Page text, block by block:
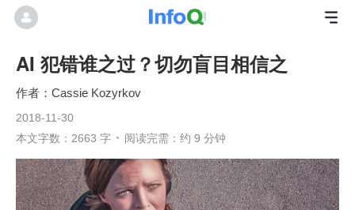
AI 犯错谁之过？切勿盲目相信之
Cassie Kozyrkov
2018-11-30
本文字数：2663 字
阅读完需：约 9 分钟